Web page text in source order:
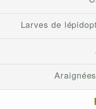
Larves de